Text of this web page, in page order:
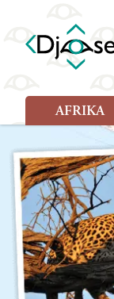
AFRIKA
Rondreis (26)
Familiereis (10)
Fietsreis (2)
Wandelreis (1)
Cultuur (3)
Natuur (6)
Nieuwe reizen